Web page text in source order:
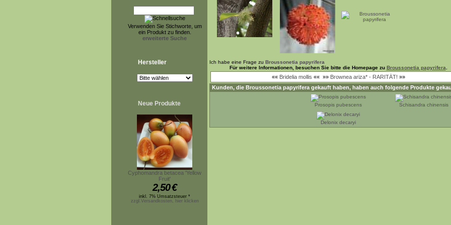
Verwenden Sie Stichworte, um
ein Produkt zu finden.
erweiterte Suche
Hersteller
Neue Produkte
Cyphomandra betacea 'Yellow
Fruit'
2,50€
inkl. 7% Umsatzsteuer *
zzgl.Versandkosten, hier klicken
Ich habe eine Frage zu Broussonetia papyrifera
Für weitere Informationen, besuchen Sie bitte die Homepage zu Broussonetia papyrifera
«« Bridelia mollis «« »» Brownea ariza* - RARITÄT! »»
Kunden, die Broussonetia papyrifera gekauft haben, haben auch folgende Produkte
Prosopis pubescens Schisandra chinensis
Delonix decaryi